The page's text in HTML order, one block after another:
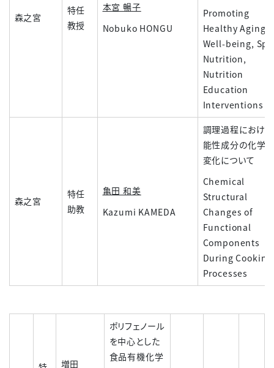
森之宮
特任
教授
本宮 暢子
Nobuko HONGU
Promoting
Healthy Aging
Well-being,
Nutrition,
Nutrition
Education
Interventions
森之宮
特任
助教
亀田 和美
Kazumi KAMEDA
調理過程におけ
能性成分の化学
変化について
Chemical
Structural
Changes of
Functional
Components
During Cooking
Processes
増田
ポリフェノール
を中心とした
食品有機化学